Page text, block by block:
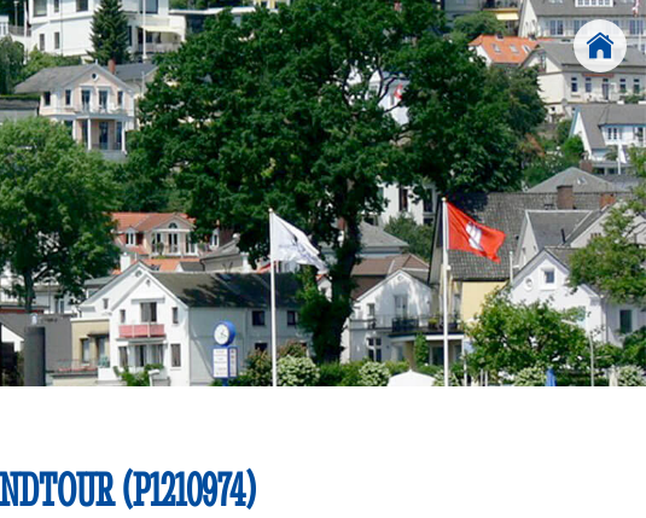
(P1210974)